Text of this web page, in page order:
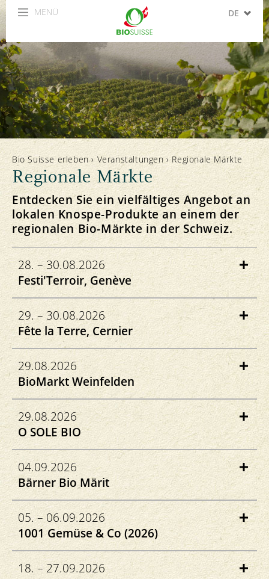
MENÜ DE
IT
EN
ES
Bio Suisse erleben› Veranstaltungen› Regionale Märkte
Regionale Märkte
Entdecken Sie ein vielfältiges Angebot an
lokalen Knospe-Produkte an einem der
regionalen Bio-Märkte in der Schweiz.
28. – 30.08.2026
Festi'Terroir, Genève
Au Parc des Bastions
1205 Genève
festiterroir.ch
29. – 30.08.2026
Fête la Terre, Cernier
Rte de L'Aurore 4
2053 Cernier
parc-evologia.ch
29.08.2026
BioMarkt Weinfelden
Pestalozzi Schulhaus
8570 Weinfelden
biomarkt-ostschweiz.ch
29.08.2026
O SOLE BIO
Seepromenade Zug
6300 Zug
osolebio.ch
04.09.2026
Bärner Bio Märit
Bundesplatz Bern
3011 Bern
bio-bern.ch
05. – 06.09.2026
1001 Gemüse & Co (2026)
Klosterplatz
18. – 27.09.2026